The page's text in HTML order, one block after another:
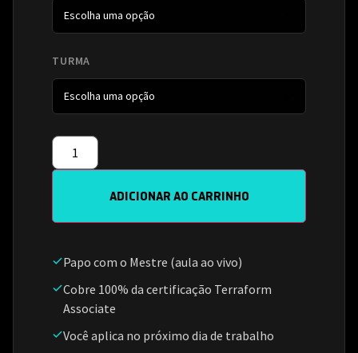
TURMA
ADICIONAR AO CARRINHO
Papo com o Mestre (aula ao vivo)
Cobre 100% da certificação Terraform
Associate
Você aplica no próximo dia de trabalho